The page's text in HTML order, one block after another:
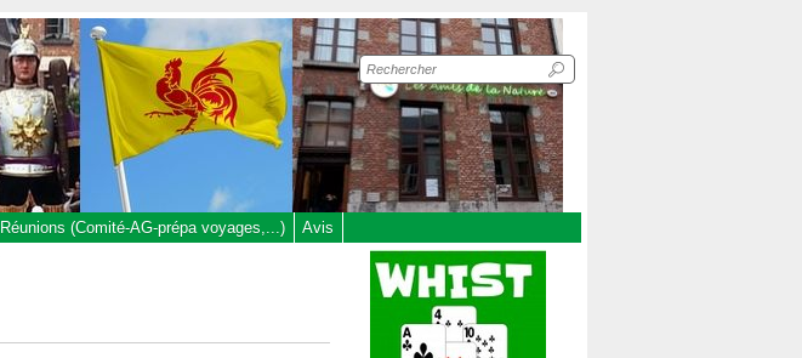
Recherche
sur
le
site
Réunions (Comité-AG-prépa voyages,...) Avis